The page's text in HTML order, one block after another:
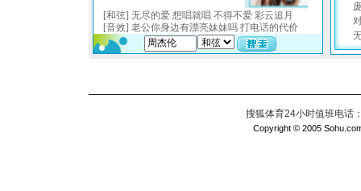
搜狐体育24小时值班电话
Copyright © 2005